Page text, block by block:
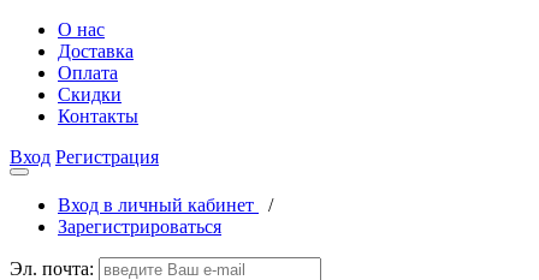
О нас
Доставка
Оплата
Скидки
Контакты
Вход Регистрация
Вход в личный кабинет
/
Зарегистрироваться
Эл. почта: